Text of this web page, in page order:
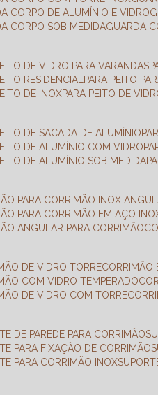
CORPO DE ALUMÍNIO E VIDRO
CORPO SOB MEDIDA
GUARDA
DE VIDRO PARA VARANDAS
RESIDENCIAL
PARA PEITO
DE INOX PARA PEITO DE
DE SACADA DE ALUMÍNIO
DE ALUMÍNIO COM VIDRO
DE ALUMÍNIO SOB MEDIDA
PARA CORRIMÃO INOX
PARA CORRIMÃO EM AÇO
ANGULAR PARA CORRIMÃO
DE VIDRO TORRE
COM VIDRO TEMPERADO
DE VIDRO COM TORRE
DE PAREDE PARA CORRIMÃO
PARA FIXAÇÃO DE CORRIMÃO
PARA CORRIMÃO INOX